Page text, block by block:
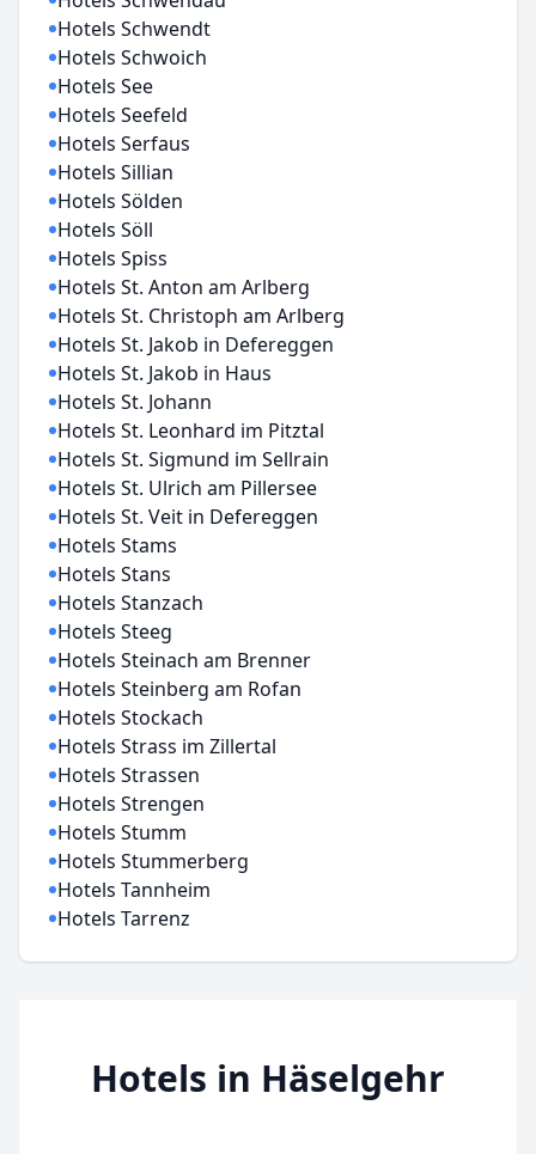
Hotels Schwendt
Hotels Schwoich
Hotels See
Hotels Seefeld
Hotels Serfaus
Hotels Sillian
Hotels Sölden
Hotels Söll
Hotels Spiss
Hotels St. Anton am Arlberg
Hotels St. Christoph am Arlberg
Hotels St. Jakob in Defereggen
Hotels St. Jakob in Haus
Hotels St. Johann
Hotels St. Leonhard im Pitztal
Hotels St. Sigmund im Sellrain
Hotels St. Ulrich am Pillersee
Hotels St. Veit in Defereggen
Hotels Stams
Hotels Stans
Hotels Stanzach
Hotels Steeg
Hotels Steinach am Brenner
Hotels Steinberg am Rofan
Hotels Stockach
Hotels Strass im Zillertal
Hotels Strassen
Hotels Strengen
Hotels Stumm
Hotels Stummerberg
Hotels Tannheim
Hotels Tarrenz
Hotels in Häselgehr